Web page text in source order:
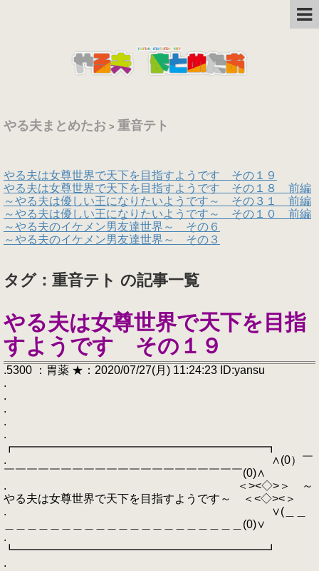
やる夫まとめたお > 重音テト
やる夫は女尊世界で天下を目指すようです その１９
やる夫は女尊世界で天下を目指すようです その１８ 前編
～やる夫は優しい王になりたいようです～ その３１ 前編
～やる夫は優しい王になりたいようです～ その１０ 前編
～やる夫のイケメン男友達世界～ その６
～やる夫のイケメン男友達世界～ その３
タグ：重音テト の記事一覧
やる夫は女尊世界で天下を目指
すようです その１９
.5300 ：胃薬 ★：2020/07/27(月) 11:24:23 ID:yansu
.
.
.
.
.
┏━━━━━━━━━━━━━━━━━━━━━━┓
. ∧(0）￣
￣￣￣￣￣￣￣￣￣￣￣￣￣￣￣￣￣￣￣￣￣(0)∧
. ＜><◇>＞ ～
やる夫は女尊世界で天下を目指すようです～ ＜<◇><＞
. ∨(＿＿
＿＿＿＿＿＿＿＿＿＿＿＿＿＿＿＿＿＿＿＿＿(0)∨
.
┗━━━━━━━━━━━━━━━━━━━━━━┛
.